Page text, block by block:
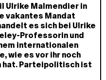
Ulrike Malmendier in
vakantes Mandat
es sich bei Ulrike
Professorin und
internationalen
wie es vor ihr noch
hat. Parteipolitisch ist